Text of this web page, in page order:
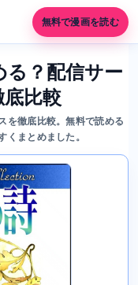
無料で漫画を読む
る？配信サー
底比較
を徹底比較。無料で読める
くまとめました。